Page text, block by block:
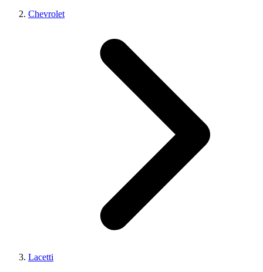
Chevrolet
Lacetti